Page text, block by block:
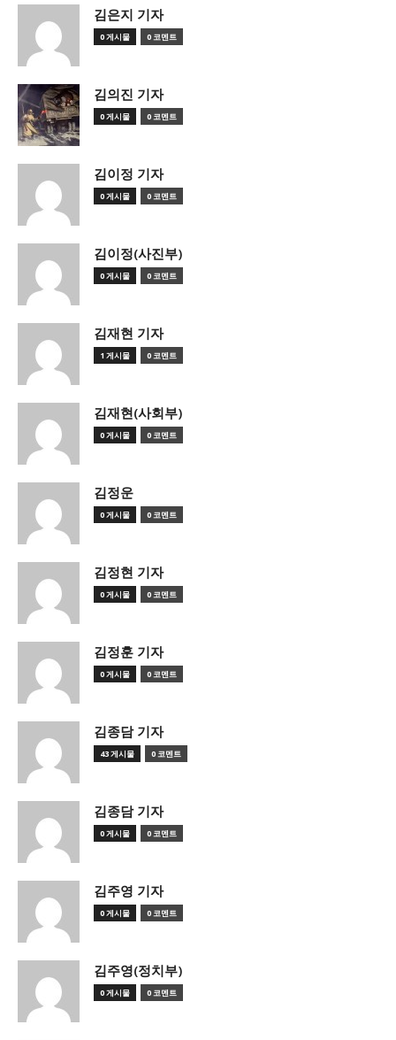
김은지 기자
0 게시물 0 코멘트
김의진 기자
0 게시물 0 코멘트
김이정 기자
0 게시물 0 코멘트
김이정(사진부)
0 게시물 0 코멘트
김재현 기자
1 게시물 0 코멘트
김재현(사회부)
0 게시물 0 코멘트
김정운
0 게시물 0 코멘트
김정현 기자
0 게시물 0 코멘트
김정훈 기자
0 게시물 0 코멘트
김종담 기자
43 게시물 0 코멘트
김종담 기자
0 게시물 0 코멘트
김주영 기자
0 게시물 0 코멘트
김주영(정치부)
0 게시물 0 코멘트